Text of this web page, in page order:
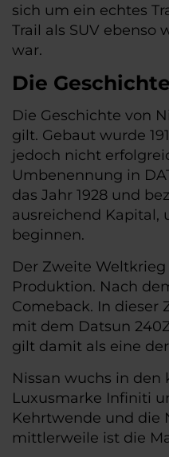
sich um ein echtes
Trail als SUV
war.
Die
Die Geschichte von
gilt. Gebaut wurde
jedoch nicht
Umbenennung in
das Jahr 1928 und
ausreichend Kapital,
beginnen.
Der Zweite
Produktion. Nach
Comeback. In dieser
mit dem Datsun
gilt damit als eine
Nissan wuchs in den
Luxusmarke Infiniti
Kehrtwende und die
mittlerweile ist die